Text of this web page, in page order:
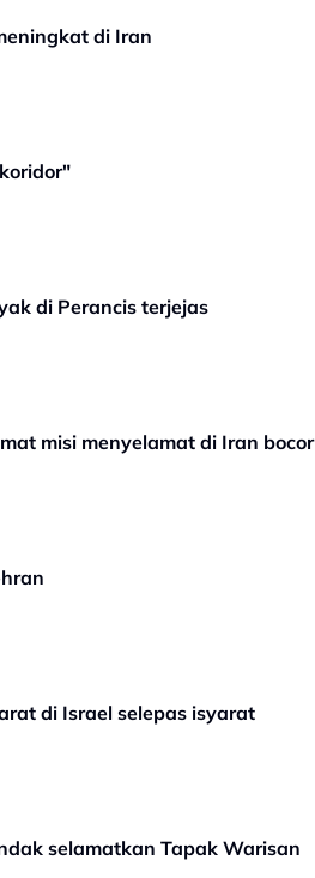
di Iran
di Perancis terjejas
misi menyelamat di Iran bocor
di Israel selepas isyarat
selamatkan Tapak Warisan